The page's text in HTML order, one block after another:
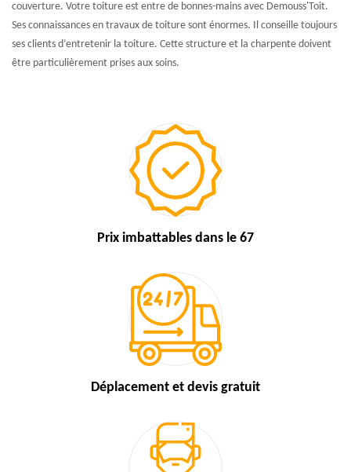
couverture. Votre toiture est entre de bonnes-mains avec Demouss'Toit.
Ses connaissances en travaux de toiture sont énormes. Il conseille toujours
ses clients d’entretenir la toiture. Cette structure et la charpente doivent
être particulièrement prises aux soins.
Prix imbattables dans le 67
Déplacement et devis gratuit